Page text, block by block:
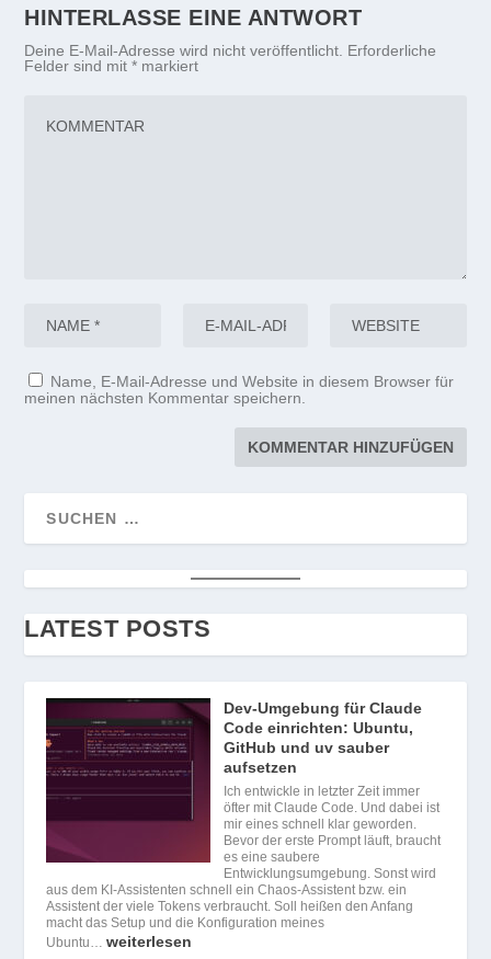
HINTERLASSE EINE ANTWORT
Deine E-Mail-Adresse wird nicht veröffentlicht. Erforderliche
Felder sind mit* markiert
Name, E-Mail-Adresse und Website in diesem Browser für
meinen nächsten Kommentar speichern.
LATEST POSTS
Dev-Umgebung für Claude
Code einrichten: Ubuntu,
GitHub und uv sauber
aufsetzen
Ich entwickle in letzter Zeit immer
öfter mit Claude Code. Und dabei ist
mir eines schnell klar geworden.
Bevor der erste Prompt läuft, braucht
es eine saubere
Entwicklungsumgebung. Sonst wird
aus dem KI-Assistenten schnell ein Chaos-Assistent bzw. ein
Assistent der viele Tokens verbraucht. Soll heißen den Anfang
macht das Setup und die Konfiguration meines
Ubuntu…weiterlesen